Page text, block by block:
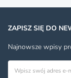
ZAPISZ SIĘ DO
Najnowsze wpisy
Adres email